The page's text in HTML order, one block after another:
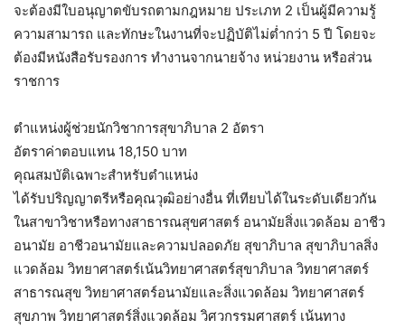
จะต้องมีใบอนุญาตขับรถตามกฎหมาย ประเภท 2 เป็นผู้มีความรู้
ความสามารถ และทักษะในงานที่จะปฏิบัติไม่ต่ำกว่า 5 ปี โดยจะ
ต้องมีหนังสือรับรองการ ทำงานจากนายจ้าง หน่วยงาน หรือส่วน
ราชการ
ตำแหน่งผู้ช่วยนักวิชาการสุขาภิบาล 2 อัตรา
อัตราค่าตอบแทน 18,150 บาท
คุณสมบัติเฉพาะสำหรับตำแหน่ง
ได้รับปริญญาตรีหรือคุณวุฒิอย่างอื่น ที่เทียบได้ในระดับเดียวกัน
ในสาขาวิชาหรือทางสาธารณสุขศาสตร์ อนามัยสิ่งแวดล้อม อาชีว
อนามัย อาชีวอนามัยและความปลอดภัย สุขาภิบาล สุขาภิบาลสิ่ง
แวดล้อม วิทยาศาสตร์เน้นวิทยาศาสตร์สุขาภิบาล วิทยาศาสตร์
สาธารณสุข วิทยาศาสตร์อนามัยและสิ่งแวดล้อม วิทยาศาสตร์
สุขภาพ วิทยาศาสตร์สิ่งแวดล้อม วิศวกรรมศาสตร์ เน้นทาง